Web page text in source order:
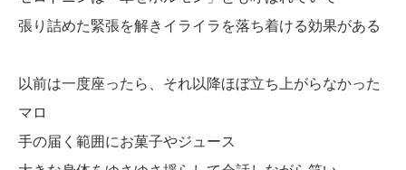
張り詰めた緊張を解きイライラを落ち着ける効果がある
以前は一度座ったら、それ以降ほぼ立ち上がらなかった
マロ
手の届く範囲にお菓子やジュース